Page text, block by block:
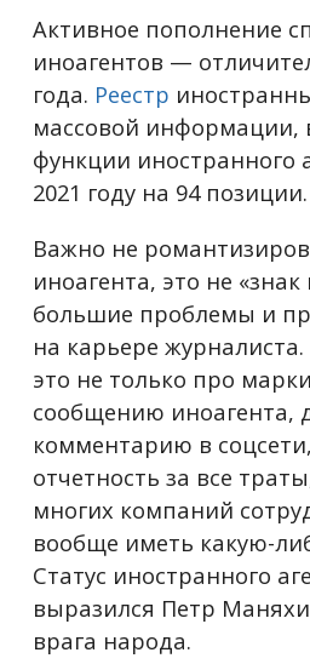
Активное пополнение
иноагентов —
года. Реестр
массовой
функции иностранного
2021 году на 94 позиции.
Важно не
иноагента, это не «знак
большие проблемы и
на карьере
это не только про
сообщению иноагента,
комментарию в
отчетность за все
многих компаний
вообще иметь какую-
Статус иностранного
выразился Петр
врага народа.